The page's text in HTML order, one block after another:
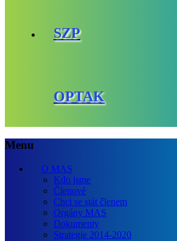
SZP
OPTAK
Menu
O MAS
Kdo jsme
Členové
Chci se stát členem
Orgány MAS
Dokumenty
Strategie 2014-2020